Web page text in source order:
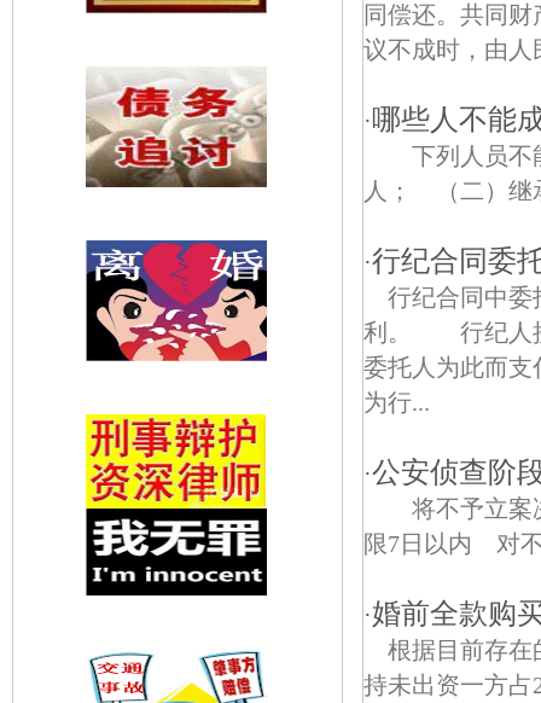
同偿还。共同
议不成时，由人
·哪些人不能
下列人员不
人； （二）继
·行纪合同委
行纪合同中
利。 行纪人接
委托人为此而支
为行...
·公安侦查阶
将不予立案
限7日以内 对
·婚前全款购
根据目前存在
持未出资一方占